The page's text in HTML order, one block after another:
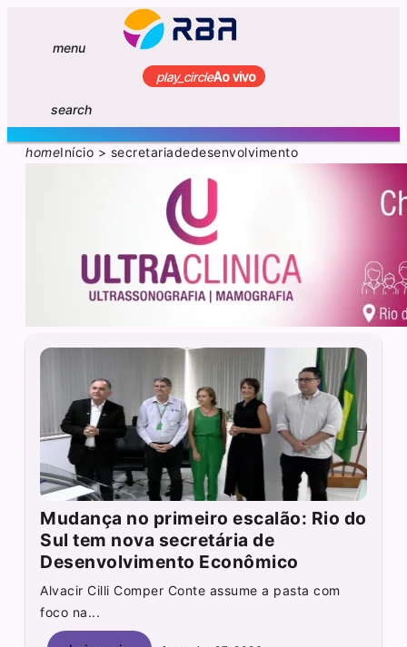
menu
play_circleAo vivo
search
homeInício > secretariadedesenvolvimento
Mudança no primeiro escalão: Rio do
Sul tem nova secretária de
Desenvolvimento Econômico
Alvacir Cilli Comper Conte assume a pasta com
foco na...